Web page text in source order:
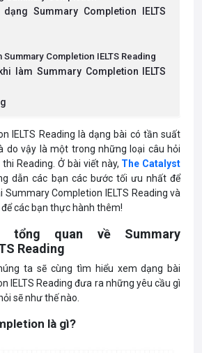
Summary Completion IELTS
Completion IELTS Reading
làm Summary Completion IELTS
IELTS Reading là dạng bài có tần suất
do vậy là một trong những loại câu hỏi
Reading. Ở bài viết này, The Catalyst
dẫn các bạn các bước tối ưu nhất để
Summary Completion IELTS Reading và
các bạn thực hành thêm!
quan về Summary
Reading
ta sẽ cùng tìm hiểu xem dạng bài
IELTS Reading đưa ra những yêu cầu gì
sẽ như thế nào.
là gì?